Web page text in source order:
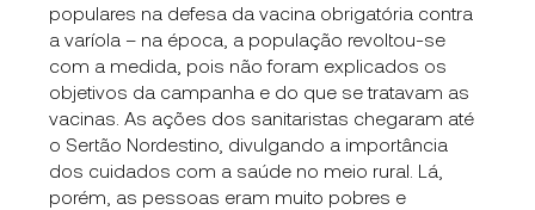
populares na defesa da vacina obrigatória contra
a varíola – na época, a população revoltou-se
com a medida, pois não foram explicados os
objetivos da campanha e do que se tratavam as
vacinas. As ações dos sanitaristas chegaram até
o Sertão Nordestino, divulgando a importância
dos cuidados com a saúde no meio rural. Lá,
porém, as pessoas eram muito pobres e